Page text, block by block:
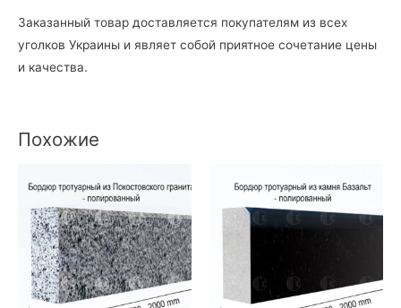
Заказанный товар доставляется покупателям из всех
уголков Украины и являет собой приятное сочетание цены
и качества.
Похожие